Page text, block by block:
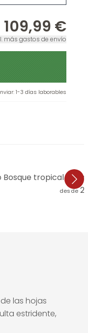
109,99 €
más gastos de envío
: 1-3 días laborables
Bosque tropical con
desde
las hojas
estridente,